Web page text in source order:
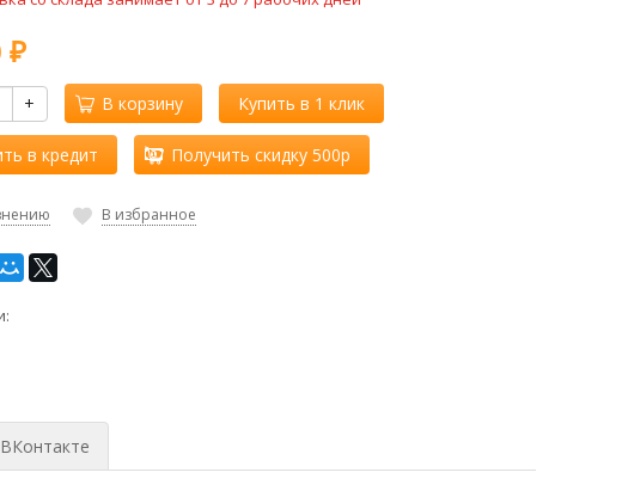
₽
+ В корзину Купить в 1 клик
в кредит Получить скидку 500р
В избранное
ВКонтакте